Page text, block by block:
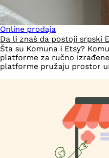
Online prodaja
Da li znaš da postoji srpski
Šta su Komuna i Etsy?
platforme za ručno
platforme pružaju prostor